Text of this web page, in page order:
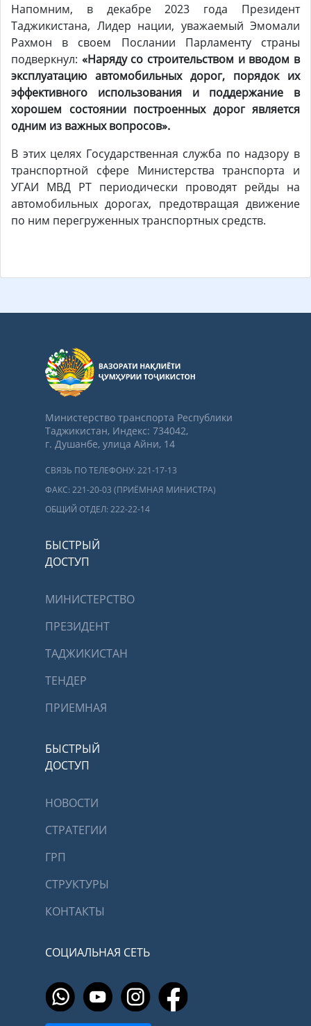
Напомним, в декабре 2023 года Президент
Таджикистана, Лидер нации, уважаемый Эмомали
Рахмон в своем Послании Парламенту страны
подверкнул: «Наряду со строительством и вводом в
эксплуатацию автомобильных дорог, порядок их
эффективного использования и поддержание в
хорошем состоянии построенных дорог является
одним из важных вопросов».
В этих целях Государственная служба по надзору в
транспортной сфере Министерства транспорта и
УГАИ МВД РТ периодически проводят рейды на
автомобильных дорогах, предотвращая движение
по ним перегруженных транспортных средств.
Министерство транспорта Республики
Таджикистан, Индекс: 734042,
г. Душанбе, улица Айни, 14
СВЯЗЬ ПО ТЕЛЕФОНУ: 221-17-13
ФАКС: 221-20-03 (ПРИЁМНАЯ МИНИСТРА)
ОБЩИЙ ОТДЕЛ: 222-22-14
БЫСТРЫЙ
ДОСТУП
МИНИСТЕРСТВО
ПРЕЗИДЕНТ
ТАДЖИКИСТАН
ТЕНДЕР
ПРИЕМНАЯ
БЫСТРЫЙ
ДОСТУП
НОВОСТИ
СТРАТЕГИИ
ГРП
СТРУКТУРЫ
КОНТАКТЫ
СОЦИАЛЬНАЯ СЕТЬ